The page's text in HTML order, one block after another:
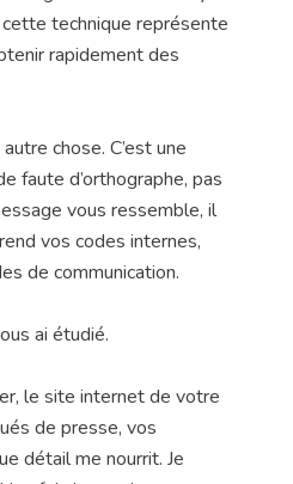
technique représente
rapidement des
chose. C’est une
faute d’orthographe, pas
vous ressemble, il
vos codes internes,
de communication.
ai étudié.
le site internet de votre
de presse, vos
détail me nourrit. Je